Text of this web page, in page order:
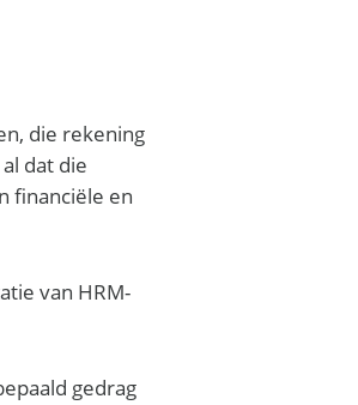
die rekening
dat die
financiële en
van HRM-
gedrag